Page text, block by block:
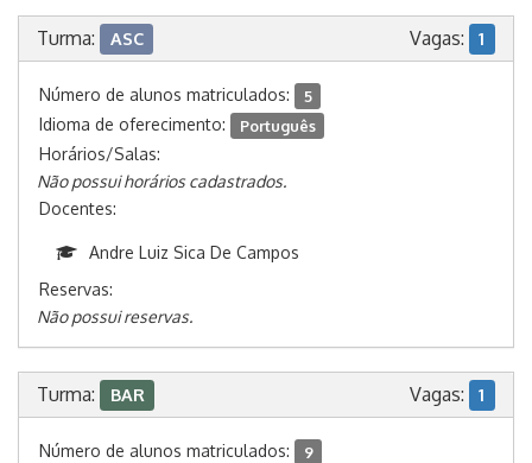
Turma: ASC Vagas: 1
Número de alunos matriculados: 5
Idioma de oferecimento: Português
Horários/Salas:
Não possui horários cadastrados.
Docentes:
Andre Luiz Sica De Campos
Reservas:
Não possui reservas.
Turma: BAR Vagas: 1
Número de alunos matriculados: 9